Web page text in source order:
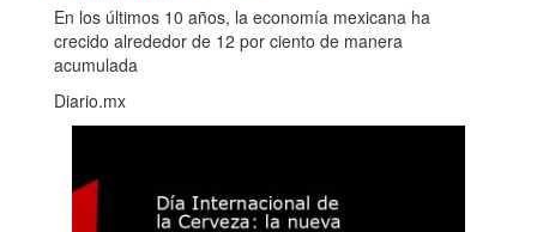
En los últimos 10 años, la economía mexicana ha
crecido alrededor de 12 por ciento de manera
acumulada
Diario.mx